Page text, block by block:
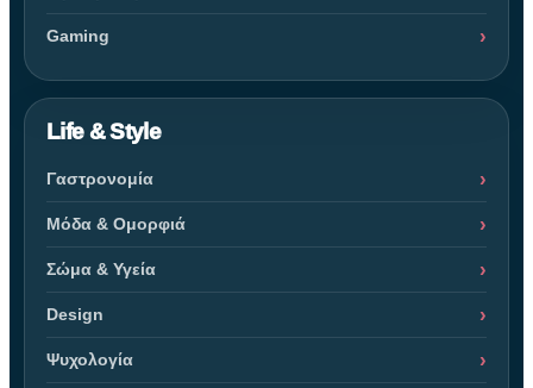
Gaming
Life & Style
Γαστρονομία
Μόδα & Ομορφιά
Σώμα & Υγεία
Design
Ψυχολογία